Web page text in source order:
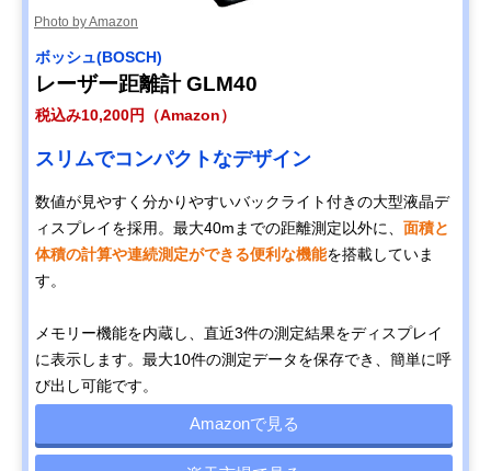
Photo by Amazon
ボッシュ(BOSCH)
レーザー距離計 GLM40
税込み10,200円（Amazon）
スリムでコンパクトなデザイン
数値が見やすく分かりやすいバックライト付きの大型液晶デ
ィスプレイを採用。最大40mまでの距離測定以外に、 面積と
体積の計算や連続測定ができる便利な機能を搭載していま
す。
メモリー機能を内蔵し、直近3件の測定結果をディスプレイ
に表示します。最大10件の測定データを保存でき、簡単に呼
び出し可能です。
Amazonで見る